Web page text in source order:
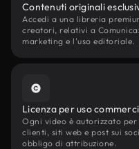
Contenuti originali
Accedi a una libreria
creatori, relativi a
marketing e l'uso editoriale.
Licenza per uso
Ogni video è autorizzato
clienti, siti web e post sui
obbligo di attribuzione.